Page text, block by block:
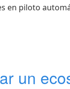
en piloto
un